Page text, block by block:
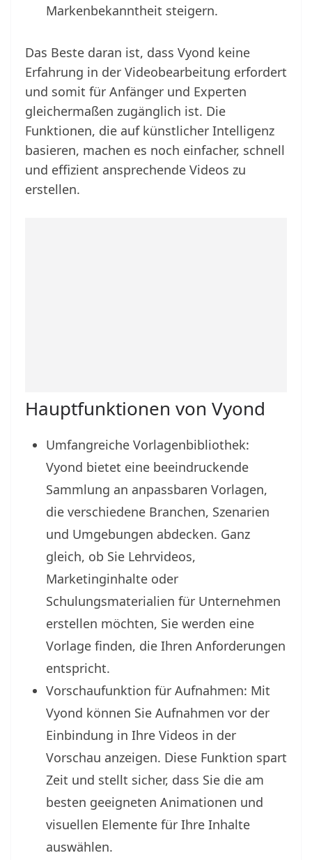
Markenbekanntheit steigern.
Das Beste daran ist, dass Vyond keine
Erfahrung in der Videobearbeitung erfordert
und somit für Anfänger und Experten
gleichermaßen zugänglich ist. Die
Funktionen, die auf künstlicher Intelligenz
basieren, machen es noch einfacher, schnell
und effizient ansprechende Videos zu
erstellen.
Hauptfunktionen von Vyond
Umfangreiche Vorlagenbibliothek:
Vyond bietet eine beeindruckende
Sammlung an anpassbaren Vorlagen,
die verschiedene Branchen, Szenarien
und Umgebungen abdecken. Ganz
gleich, ob Sie Lehrvideos,
Marketinginhalte oder
Schulungsmaterialien für Unternehmen
erstellen möchten, Sie werden eine
Vorlage finden, die Ihren Anforderungen
entspricht.
Vorschaufunktion für Aufnahmen: Mit
Vyond können Sie Aufnahmen vor der
Einbindung in Ihre Videos in der
Vorschau anzeigen. Diese Funktion spart
Zeit und stellt sicher, dass Sie die am
besten geeigneten Animationen und
visuellen Elemente für Ihre Inhalte
auswählen.